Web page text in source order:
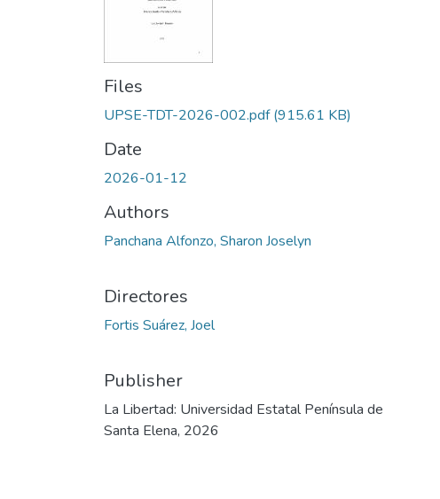
Files
UPSE-TDT-2026-002.pdf(915.61 KB)
Date
2026-01-12
Authors
Panchana Alfonzo, Sharon Joselyn
Directores
Fortis Suárez, Joel
Publisher
La Libertad: Universidad Estatal Península de
Santa Elena, 2026